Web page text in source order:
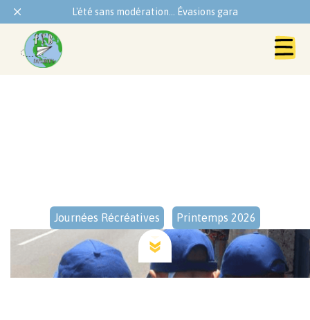
L'été sans modération... Évasions garanties !
Journées Récréatives Printemps 2026